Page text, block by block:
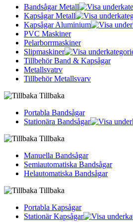
Bandsågar Metall
Kapsågar Metall
Kapsågar Aluminium
PVC Maskiner
Pelarborrmaskiner
Slipmaskiner
Tillbehör Band & Kapsågar
Metallsvatrv
Tillbehör Metallsvarv
Tillbaka
Portabla Bandsågar
Stationära Bandsågar
Tillbaka
Manuella Bandsågar
Semiautomatiska Bandsågar
Helautomatiska Bandsågar
Tillbaka
Portabla Kapsågar
Stationär Kapsågar